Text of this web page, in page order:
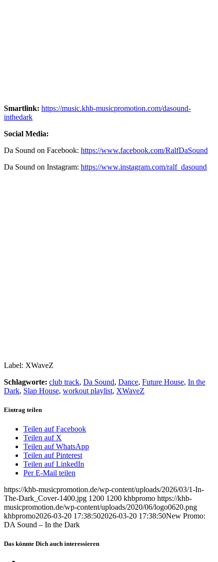
Smartlink: https://music.khb-musicpromotion.com/dasound-
inthedark
Social Media:
Da Sound on Facebook: https://www.facebook.com/RalfDaSound
Da Sound on Instagram: https://www.instagram.com/ralf_dasound
Label: XWaveZ
Schlagworte: club track, Da Sound, Dance, Future House, In the
Dark, Slap House, workout playlist, XWaveZ
Eintrag teilen
Teilen auf Facebook
Teilen auf X
Teilen auf WhatsApp
Teilen auf Pinterest
Teilen auf LinkedIn
Per E-Mail teilen
https://khb-musicpromotion.de/wp-content/uploads/2026/03/1-In-
The-Dark_Cover-1400.jpg 1200 1200 khbpromo https://khb-
musicpromotion.de/wp-content/uploads/2020/06/logo0620.png
khbpromo2026-03-20 17:38:502026-03-20 17:38:50New Promo:
DA Sound – In the Dark
Das könnte Dich auch interessieren